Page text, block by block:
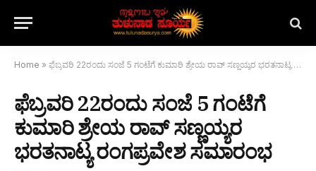
Home » ಫೆಬ್ರವರಿ 22ರಂದು ಸಂಜೆ 5 ಗಂಟೆಗೆ ಕುಮಾರಿ ಶ್ರೇಯ ರಾವ್ ಸಣ್ಣಯ್ಯರ ಭರತನಾಟ್ಯ ರಂಗಪ್ರವೇಶ ಸಮಾರಂಭ
ಫೆಬ್ರವರಿ 22ರಂದು ಸಂಜೆ 5 ಗಂಟೆಗೆ
ಕುಮಾರಿ ಶ್ರೇಯ ರಾವ್ ಸಣ್ಣಯ್ಯರ
ಭರತನಾಟ್ಯ ರಂಗಪ್ರವೇಶ ಸಮಾರಂಭ